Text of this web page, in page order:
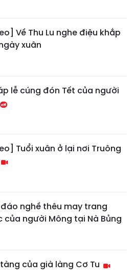
Về Thu Lu nghe điệu khắp
xuân
lễ cúng đón Tết của người
Tuổi xuân ở lại nơi Truông
nghề thêu may trang
của người Mông tại Nà Bủng
của già làng Cơ Tu